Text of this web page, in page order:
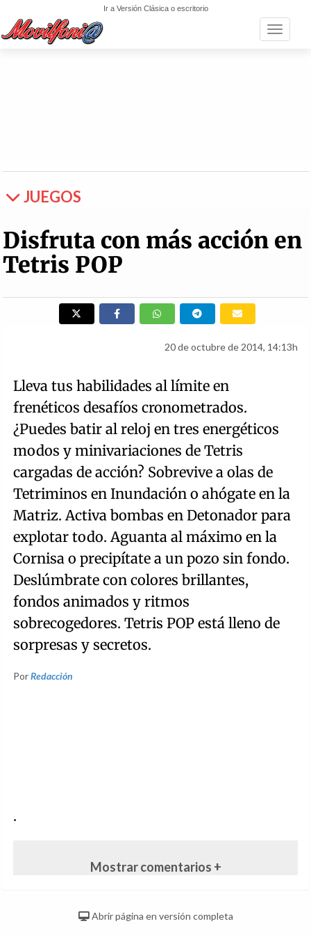
Ir a Versión Clásica o escritorio
Toggle
JUEGOS
Disfruta con más acción en
Tetris POP
20 de octubre de 2014, 14:13h
Lleva tus habilidades al límite en
frenéticos desafíos cronometrados.
¿Puedes batir al reloj en tres energéticos
modos y minivariaciones de Tetris
cargadas de acción? Sobrevive a olas de
Tetriminos en Inundación o ahógate en la
Matriz. Activa bombas en Detonador para
explotar todo. Aguanta al máximo en la
Cornisa o precipítate a un pozo sin fondo.
Deslúmbrate con colores brillantes,
fondos animados y ritmos
sobrecogedores. Tetris POP está lleno de
sorpresas y secretos.
PorRedacción
.
Mostrar comentarios +
Abrir página en versión completa